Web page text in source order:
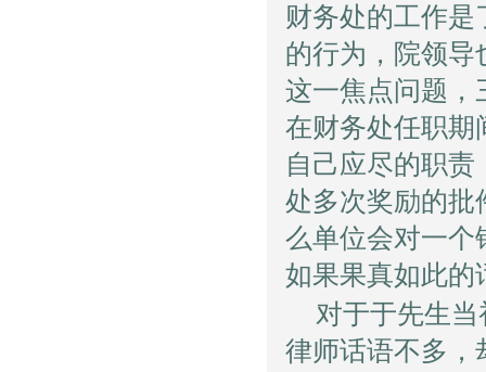
财务处的工作
的行为，院领导
这一焦点问题，
在财务处任职期
自己应尽的职
处多次奖励的批
么单位会对一个
如果果真如此的
对于于先生
律师话语不多